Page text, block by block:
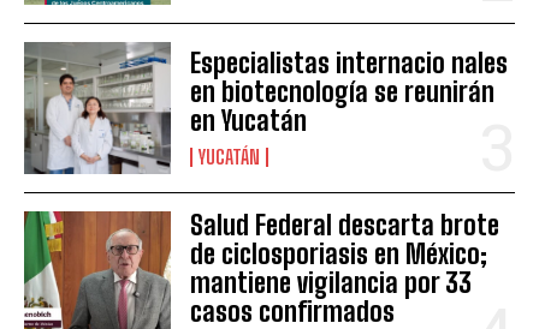
Especialistas internacio nales
en biotecnología se reunirán
en Yucatán
YUCATÁN
Salud Federal descarta brote
de ciclosporiasis en México;
mantiene vigilancia por 33
casos confirmados